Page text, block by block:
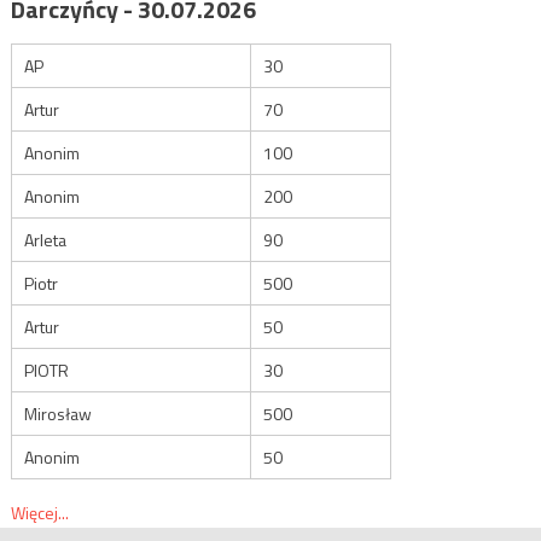
Darczyńcy - 30.07.2026
AP
30
Artur
70
Anonim
100
Anonim
200
Arleta
90
Piotr
500
Artur
50
PIOTR
30
Mirosław
500
Anonim
50
Więcej...